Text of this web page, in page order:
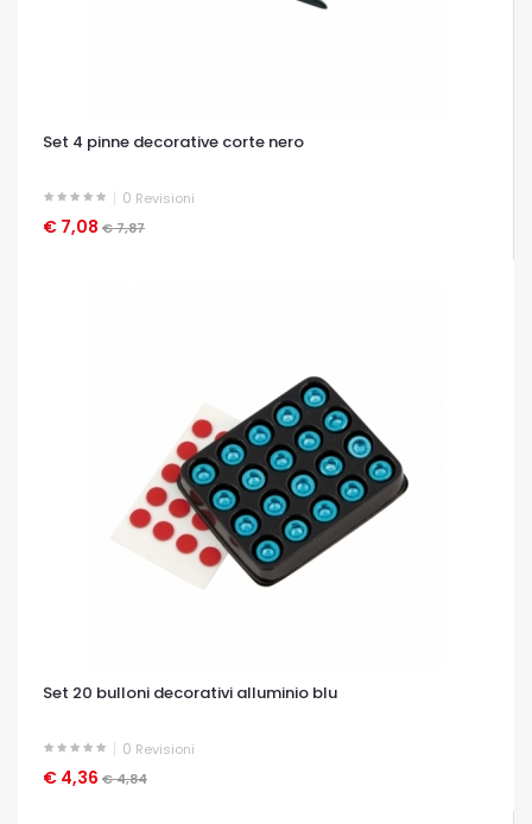
Set 4 pinne decorative corte nero
0 Revisioni
€ 7,08 € 7,87
OCCHIATA VELOCE
Set 20 bulloni decorativi alluminio blu
0 Revisioni
€ 4,36 € 4,84
OCCHIATA VELOCE